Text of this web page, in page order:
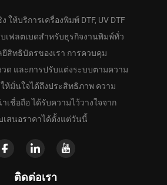
ให้บริการเครื่องพิมพ์ DTF, UV DTF
เฟลตเบดสำหรับธุรกิจงานพิมพ์ทั่ว
สิทธิบัตรของเรา การควบคุม
ด และการปรับแต่งระบบตามความ
ห้มั่นใจได้ถึงประสิทธิภาพ ความ
เชื่อถือ ได้รับความไว้วางใจจาก
เสนอราคาได้ตั้งแต่วันนี้
ติดต่อเรา